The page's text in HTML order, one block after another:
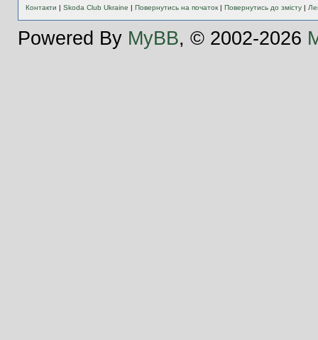
Контакти | Skoda Club Ukraine | Повернутись на початок| Повернутись до змісту|
Powered By MyBB, © 2002-2026